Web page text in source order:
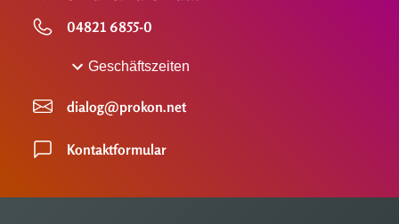
04821 6855-0
Geschäftszeiten
dialog@prokon.net
Kontaktformular